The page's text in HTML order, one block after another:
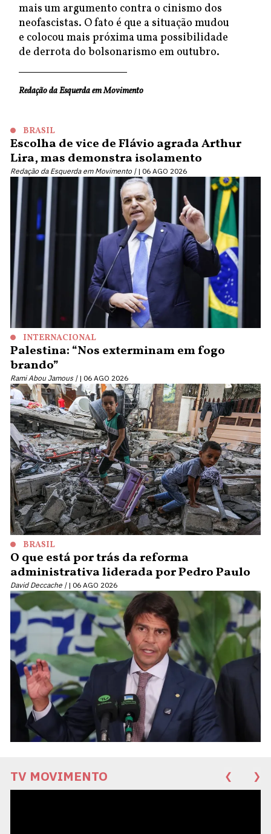
mais um argumento contra o cinismo dos
neofascistas. O fato é que a situação mudou
e colocou mais próxima uma possibilidade
de derrota do bolsonarismo em outubro.
Redação da Esquerda em Movimento
BRASIL
Escolha de vice de Flávio agrada Arthur
Lira, mas demonstra isolamento
Redação da Esquerda em Movimento | 06 AGO 2026
INTERNACIONAL
Palestina: “Nos exterminam em fogo
brando”
Rami Abou Jamous | 06 AGO 2026
BRASIL
O que está por trás da reforma
administrativa liderada por Pedro Paulo
David Deccache | 06 AGO 2026
TV MOVIMENTO ❮ ❯